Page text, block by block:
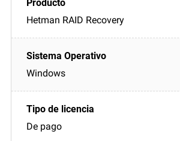
Hetman RAID Recovery
Windows
De pago